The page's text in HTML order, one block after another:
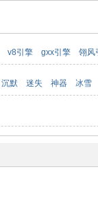
v8引擎 gxx引擎 翎风
沉默 迷失 神器 冰雪